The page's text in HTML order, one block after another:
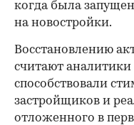
когда была
на новостройки.
Восстановлению
считают
способствовали
застройщиков и
отложенного в